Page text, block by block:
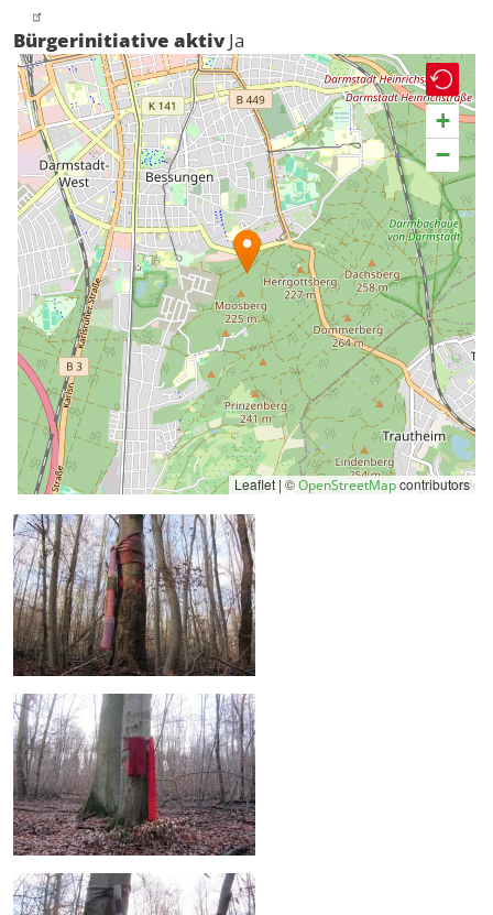
Bürgerinitiative aktiv Ja
+
−
Leaflet | ©OpenStreetMapcontributors